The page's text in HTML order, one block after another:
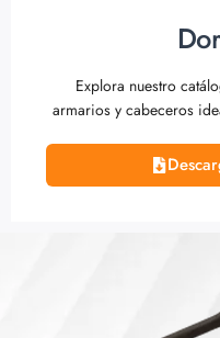
Explora nuestro
armarios y cabeceros